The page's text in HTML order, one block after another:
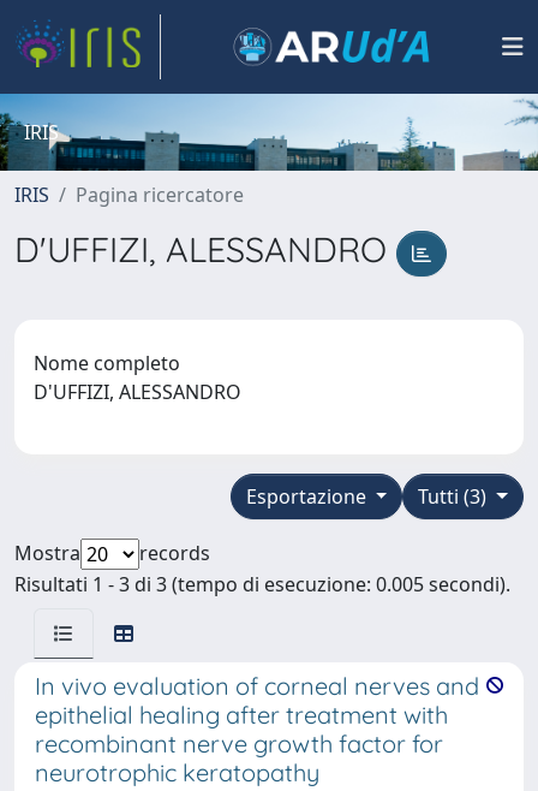
IRIS
IRIS Pagina ricercatore
D'UFFIZI, ALESSANDRO
Nome completo
D'UFFIZI, ALESSANDRO
Tutti (3)
Esportazione
Mostra
records
Risultati 1 - 3 di 3 (tempo di esecuzione: 0.005 secondi).
In vivo evaluation of corneal nerves and
epithelial healing after treatment with
recombinant nerve growth factor for
neurotrophic keratopathy